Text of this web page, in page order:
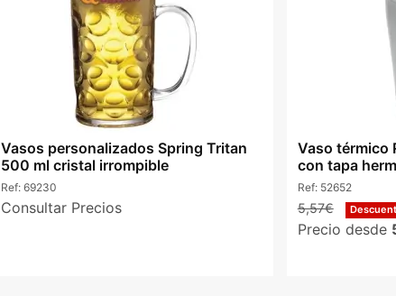
Vasos personalizados Spring Tritan
500 ml cristal irrompible
Ref: 69230
Consultar Precios
Vaso térmico
con tapa
Ref: 52652
5,57€
Precio desde